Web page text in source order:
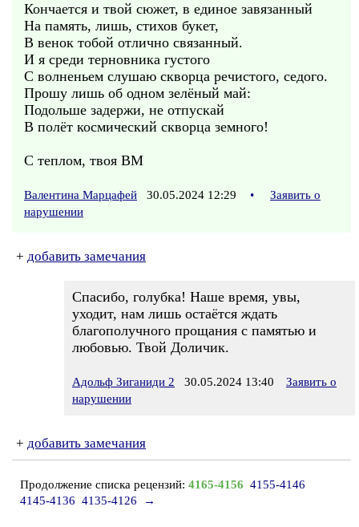
Кончается и твой сюжет, в единое завязанный
На память, лишь, стихов букет,
В венок тобой отлично связанный.
И я среди терновника густого
С волненьем слушаю скворца речистого, седого.
Прошу лишь об одном зелёный май:
Подольше задержи, не отпускай
В полёт космический скворца земного!
С теплом, твоя ВМ
Валентина Марцафей 30.05.2024 12:29 •
Заявить о
нарушении
+ добавить замечания
Спасибо, голубка! Наше время, увы,
уходит, нам лишь остаётся ждать
благополучного прощания с памятью и
любовью. Твой Доличик.
Адольф Зиганиди 2 30.05.2024 13:40
Заявить о
нарушении
+ добавить замечания
Продолжение списка рецензий: 4165-4156 4155-4146
4145-4136 4135-4126 →